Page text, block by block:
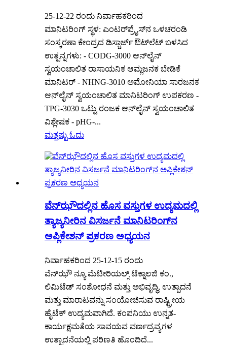
25-12-22 ರಂದು ನಿರ್ವಾಹಕರಿಂದ
ಮಾನಿಟರಿಂಗ್ ಸ್ಥಳ: ಎಂಟರ್‌ಪ್ರೈಸ್‌ನ ಒಳಚರಂಡಿ
ಸಂಸ್ಕರಣಾ ಕೇಂದ್ರದ ಡಿಸ್ಚಾರ್ಜ್ ಔಟ್‌ಲೆಟ್ ಬಳಸಿದ
ಉತ್ಪನ್ನಗಳು: - CODG-3000 ಆನ್‌ಲೈನ್
ಸ್ವಯಂಚಾಲಿತ ರಾಸಾಯನಿಕ ಆಮ್ಲಜನಕ ಬೇಡಿಕೆ
ಮಾನಿಟರ್ - NHNG-3010 ಅಮೋನಿಯಾ ಸಾರಜನಕ
ಆನ್‌ಲೈನ್ ಸ್ವಯಂಚಾಲಿತ ಮಾನಿಟರಿಂಗ್ ಉಪಕರಣ -
TPG-3030 ಒಟ್ಟು ರಂಜಕ ಆನ್‌ಲೈನ್ ಸ್ವಯಂಚಾಲಿತ
ವಿಶ್ಲೇಷಕ - pHG-...
ಮತ್ತಷ್ಟು ಓದು
ವೆನ್‌ಝೌದಲ್ಲಿನ ಹೊಸ ವಸ್ತುಗಳ ಉದ್ಯಮದಲ್ಲಿ
ತ್ಯಾಜ್ಯನೀರಿನ ವಿಸರ್ಜನೆ ಮಾನಿಟರಿಂಗ್‌ನ
ಅಪ್ಲಿಕೇಶನ್ ಪ್ರಕರಣ ಅಧ್ಯಯನ
ನಿರ್ವಾಹಕರಿಂದ 25-12-15 ರಂದು
ವೆನ್‌ಝೌ ನ್ಯೂ ಮೆಟೀರಿಯಲ್ಸ್ ಟೆಕ್ನಾಲಜಿ ಕಂ.,
ಲಿಮಿಟೆಡ್ ಸಂಶೋಧನೆ ಮತ್ತು ಅಭಿವೃದ್ಧಿ, ಉತ್ಪಾದನೆ
ಮತ್ತು ಮಾರಾಟವನ್ನು ಸಂಯೋಜಿಸುವ ರಾಷ್ಟ್ರೀಯ
ಹೈಟೆಕ್ ಉದ್ಯಮವಾಗಿದೆ. ಕಂಪನಿಯು ಉನ್ನತ-
ಕಾರ್ಯಕ್ಷಮತೆಯ ಸಾವಯವ ವರ್ಣದ್ರವ್ಯಗಳ
ಉತ್ಪಾದನೆಯಲ್ಲಿ ಪರಿಣತಿ ಹೊಂದಿದೆ...